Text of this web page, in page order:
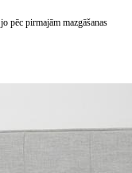
pēc pirmajām mazgāšanas